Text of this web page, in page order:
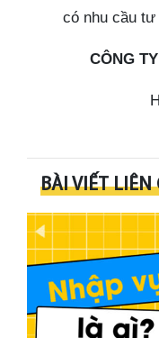
có nhu cầu
CÔNG
BÀI VIẾT LIÊN